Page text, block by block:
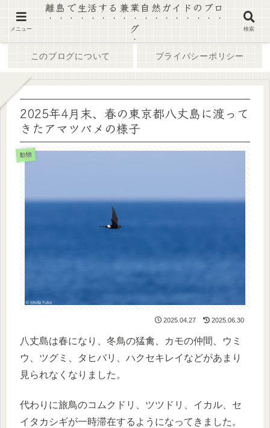
このブログについて プライバシーポリシー
2025年4月末、春の東京都八丈島に渡って
きたアマツバメの様子
動物
2025.04.27 2025.06.30
八丈島は春になり、冬鳥の猛禽、カモの仲間、ウミ
ウ、ツグミ、タヒバリ、ハクセキレイなどがあまり
見られなくなりました。
代わりに旅鳥のコムクドリ、ツツドリ、イカル、セ
イタカシギが一時滞在するようになってきました。
メニュー
離島で生活する兼業自然ガイドのブロ
グ
検索